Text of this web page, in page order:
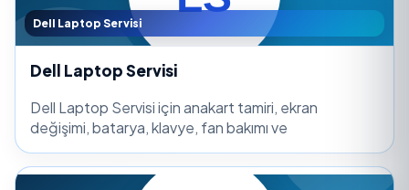
Dell Laptop Servisi
Dell Laptop Servisi
Dell Laptop Servisi için anakart tamiri, ekran
değişimi, batarya, klavye, fan bakımı ve